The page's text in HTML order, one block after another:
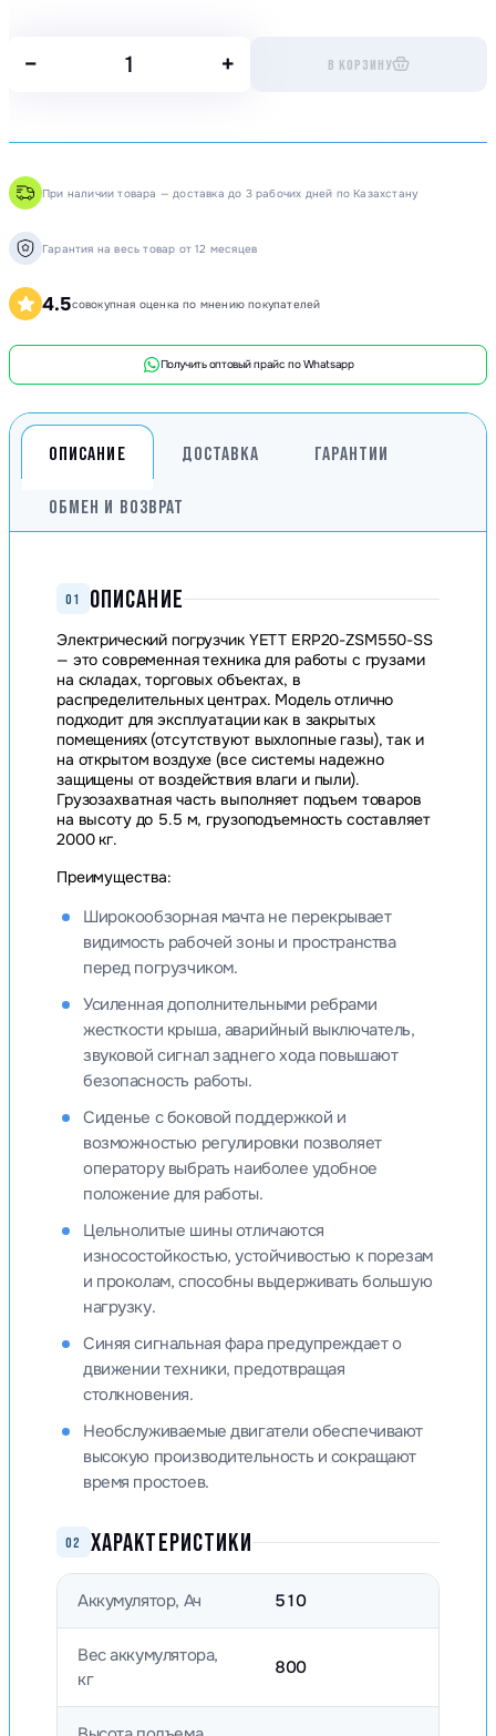
− + В КОРЗИНУ
При наличии товара — доставка до 3 рабочих дней по Казахстану
Гарантия на весь товар от 12 месяцев
4.5совокупная оценка по мнению покупателей
Получить оптовый прайс по Whatsapp
ОПИСАНИЕ ДОСТАВКА ГАРАНТИИ
ОБМЕН И ВОЗВРАТ
01 ОПИСАНИЕ
Электрический погрузчик YETT ERP20-ZSM550-SS
— это современная техника для работы с грузами
на складах, торговых объектах, в
распределительных центрах. Модель отлично
подходит для эксплуатации как в закрытых
помещениях (отсутствуют выхлопные газы), так и
на открытом воздухе (все системы надежно
защищены от воздействия влаги и пыли).
Грузозахватная часть выполняет подъем товаров
на высоту до 5.5 м, грузоподъемность составляет
2000 кг.
Преимущества:
Широкообзорная мачта не перекрывает
видимость рабочей зоны и пространства
перед погрузчиком.
Усиленная дополнительными ребрами
жесткости крыша, аварийный выключатель,
звуковой сигнал заднего хода повышают
безопасность работы.
Сиденье с боковой поддержкой и
возможностью регулировки позволяет
оператору выбрать наиболее удобное
положение для работы.
Цельнолитые шины отличаются
износостойкостью, устойчивостью к порезам
и проколам, способны выдерживать большую
нагрузку.
Синяя сигнальная фара предупреждает о
движении техники, предотвращая
столкновения.
Необслуживаемые двигатели обеспечивают
высокую производительность и сокращают
время простоев.
02 ХАРАКТЕРИСТИКИ
Аккумулятор, Ач 510
Вес аккумулятора,
кг
800